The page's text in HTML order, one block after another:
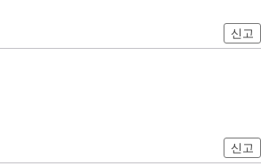
신고
신고